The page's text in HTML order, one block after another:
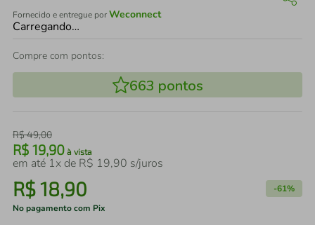
Fornecido e entregue porWeconnect
Carregando…
Compre com pontos:
663 pontos
R$49,00
R$ 19,90 à vista
em até 1x de R$ 19,90 s/juros
R$18,90 -61%
No pagamento com Pix